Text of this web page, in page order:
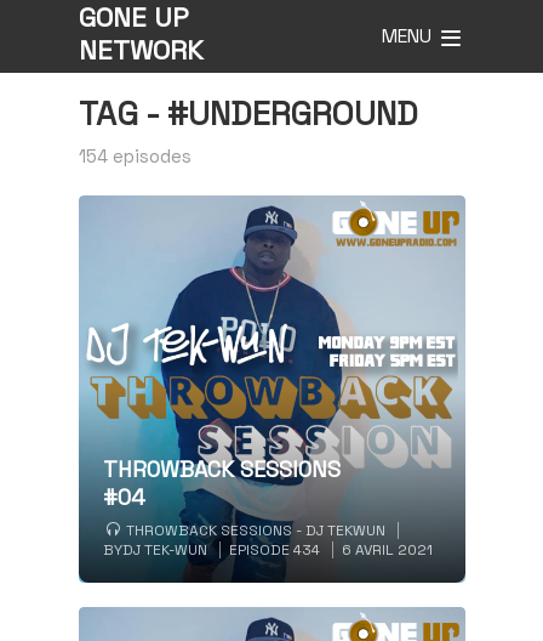
GONE UP
NETWORK
MENU
TAG - #UNDERGROUND
154 episodes
THROWBACK SESSIONS
#04
THROWBACK SESSIONS - DJ TEKWUN
BYDJ TEK-WUN EPISODE 434 6 AVRIL 2021